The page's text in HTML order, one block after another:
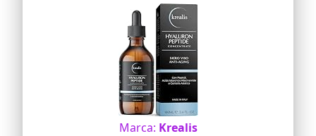
productos. Estamos tan seguros de que
le encantará el sérum facial que
podemos ofrecerle una garantía de
devolución inmediata. Puede probarlo
hoy mismo sin riesgo
Marca: Krealis